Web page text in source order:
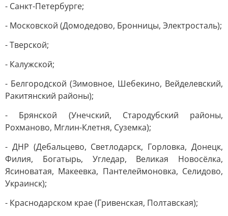
- Санкт-Петербурге;
- Московской (Домодедово, Бронницы, Электросталь);
- Тверской;
- Калужской;
- Белгородской (Зимовное, Шебекино, Вейделевский,
Ракитянский районы);
- Брянской (Унечский, Стародубский районы,
Рохманово, Мглин-Клетня, Суземка);
- ДНР (Дебальцево, Светлодарск, Горловка, Донецк,
Филия, Богатырь, Угледар, Великая Новосёлка,
Ясиноватая, Макеевка, Пантелеймоновка, Селидово,
Украинск);
- Краснодарском крае (Гривенская, Полтавская);